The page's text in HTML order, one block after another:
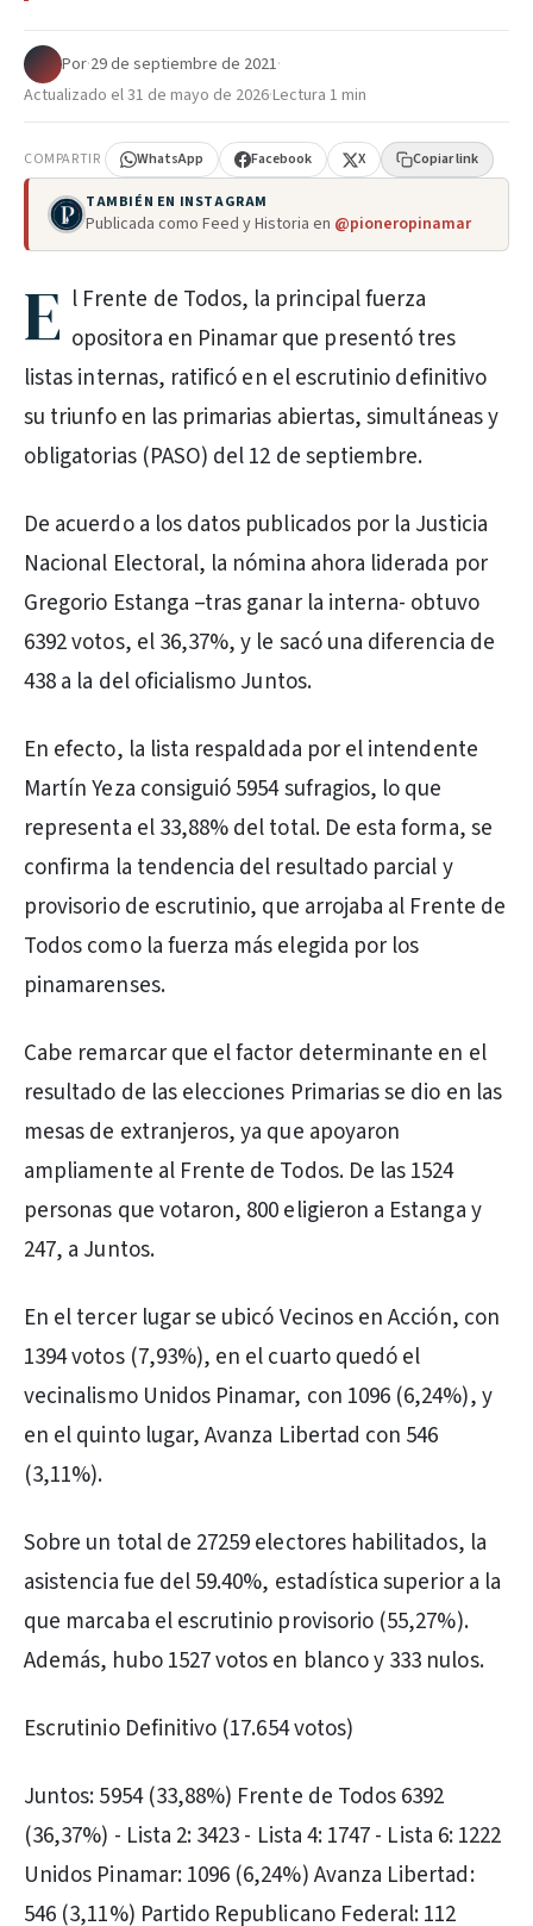
Por·29 de septiembre de 2021·
Actualizado el31 de mayo de 2026·Lectura 1 min
COMPARTIR WhatsApp Facebook X Copiar link
TAMBIÉN EN INSTAGRAM
Publicada como Feed y Historia en @pioneropinamar
E l Frente de Todos, la principal fuerza
opositora en Pinamar que presentó tres
listas internas, ratificó en el escrutinio definitivo
su triunfo en las primarias abiertas, simultáneas y
obligatorias (PASO) del 12 de septiembre.
De acuerdo a los datos publicados por la Justicia
Nacional Electoral, la nómina ahora liderada por
Gregorio Estanga –tras ganar la interna- obtuvo
6392 votos, el 36,37%, y le sacó una diferencia de
438 a la del oficialismo Juntos.
En efecto, la lista respaldada por el intendente
Martín Yeza consiguió 5954 sufragios, lo que
representa el 33,88% del total. De esta forma, se
confirma la tendencia del resultado parcial y
provisorio de escrutinio, que arrojaba al Frente de
Todos como la fuerza más elegida por los
pinamarenses.
Cabe remarcar que el factor determinante en el
resultado de las elecciones Primarias se dio en las
mesas de extranjeros, ya que apoyaron
ampliamente al Frente de Todos. De las 1524
personas que votaron, 800 eligieron a Estanga y
247, a Juntos.
En el tercer lugar se ubicó Vecinos en Acción, con
1394 votos (7,93%), en el cuarto quedó el
vecinalismo Unidos Pinamar, con 1096 (6,24%), y
en el quinto lugar, Avanza Libertad con 546
(3,11%).
Sobre un total de 27259 electores habilitados, la
asistencia fue del 59.40%, estadística superior a la
que marcaba el escrutinio provisorio (55,27%).
Además, hubo 1527 votos en blanco y 333 nulos.
Escrutinio Definitivo (17.654 votos)
Juntos: 5954 (33,88%) Frente de Todos 6392
(36,37%) - Lista 2: 3423 - Lista 4: 1747 - Lista 6: 1222
Unidos Pinamar: 1096 (6,24%) Avanza Libertad:
546 (3,11%) Partido Republicano Federal: 112